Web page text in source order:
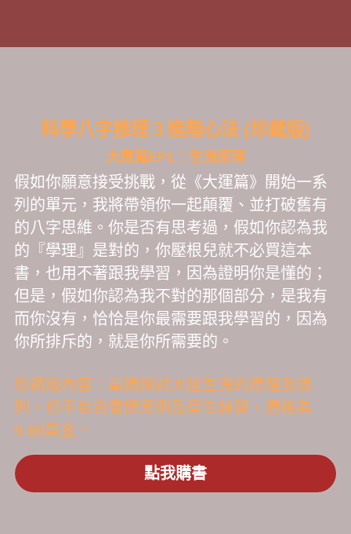
科學八字推理３進階心法 (珍藏版)
大運篇EP1：生洩原理
假如你願意接受挑戰，從《大運篇》開始一系
列的單元，我將帶領你一起顛覆、並打破舊有
的八字思維。你是否有思考過，假如你認為我
的『學理』是對的，你壓根兒就不必買這本
書，也用不著跟我學習，因為證明你是懂的；
但是，假如你認為我不對的那個部分，是我有
而你沒有，恰恰是你最需要跟我學習的，因為
你所排斥的，就是你所需要的。
珍藏版內容：單獨探討大運生洩的原理及規
則，但不包含實證案例及學生練習，價格為
9.88美金。
點我購書